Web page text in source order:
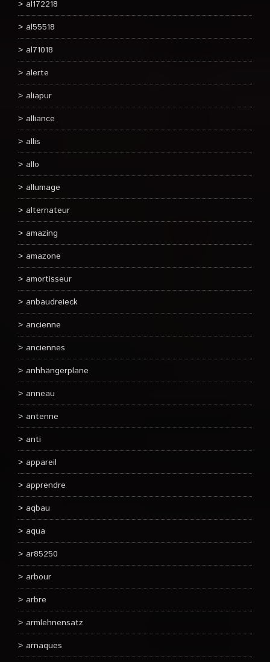
al172218
al55518
al71018
alerte
aliapur
alliance
allis
allo
allumage
alternateur
amazing
amazone
amortisseur
anbaudreieck
ancienne
anciennes
anhhängerplane
anneau
antenne
anti
appareil
apprendre
aqbau
aqua
ar85250
arbour
arbre
armlehnensatz
arnaques